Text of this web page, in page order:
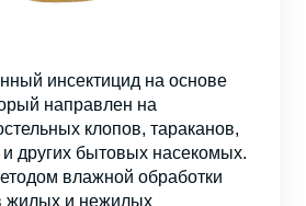
инсектицид на основе
направлен на
клопов, тараканов,
других бытовых насекомых.
влажной обработки
жилых и нежилых